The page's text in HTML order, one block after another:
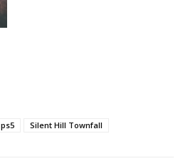
ps5 Silent Hill Townfall